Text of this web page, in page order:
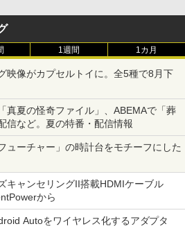
1週間 1カ月
映像がカプセルトイに。全5種で8月下
真夏の怪奇ファイル」、ABEMAで「葬
信など。夏の特番・配信情報
ューチャー」の時計台をモチーフにした
キャンセリングII搭載HDMIケーブル
から
Autoをワイヤレス化するアダプタ